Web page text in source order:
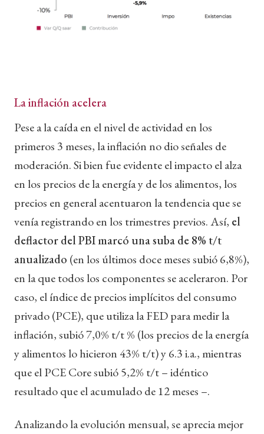
La inflación acelera
Pese a la caída en el nivel de actividad en los
primeros 3 meses, la inflación no dio señales de
moderación. Si bien fue evidente el impacto el alza
en los precios de la energía y de los alimentos, los
precios en general acentuaron la tendencia que se
venía registrando en los trimestres previos. Así, el
deflactor del PBI marcó una suba de 8% t/t
anualizado (en los últimos doce meses subió 6,8%),
en la que todos los componentes se aceleraron. Por
caso, el índice de precios implícitos del consumo
privado (PCE), que utiliza la FED para medir la
inflación, subió 7,0% t/t % (los precios de la energía
y alimentos lo hicieron 43% t/t) y 6.3 i.a., mientras
que el PCE Core subió 5,2% t/t – idéntico
resultado que el acumulado de 12 meses –.
Analizando la evolución mensual, se aprecia mejor